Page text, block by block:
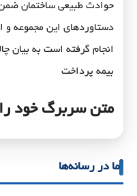
حوادث طبیعی ساختمان ضمن
دستاوردهای این مجموعه و
انجام گرفته است به بیان
بیمه پرداخت
متن سربرگ خود را
ما در رسانه‌ها